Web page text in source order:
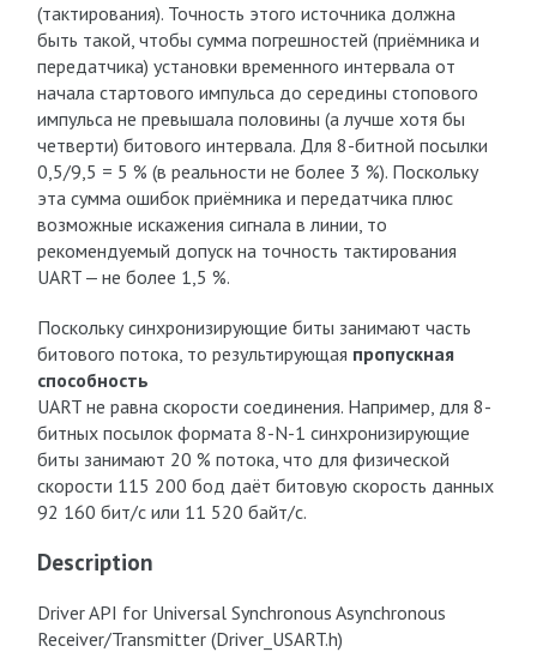
(тактирования). Точность этого источника должна
быть такой, чтобы сумма погрешностей (приёмника и
передатчика) установки временного интервала от
начала стартового импульса до середины стопового
импульса не превышала половины (а лучше хотя бы
четверти) битового интервала. Для 8-битной посылки
0,5/9,5 = 5 % (в реальности не более 3 %). Поскольку
эта сумма ошибок приёмника и передатчика плюс
возможные искажения сигнала в линии, то
рекомендуемый допуск на точность тактирования
UART — не более 1,5 %.
Поскольку синхронизирующие биты занимают часть
битового потока, то результирующая пропускная
способность
UART не равна скорости соединения. Например, для 8-
битных посылок формата 8-N-1 синхронизирующие
биты занимают 20 % потока, что для физической
скорости 115 200 бод даёт битовую скорость данных
92 160 бит/с или 11 520 байт/с.
Description
Driver API for Universal Synchronous Asynchronous
Receiver/Transmitter (Driver_USART.h)